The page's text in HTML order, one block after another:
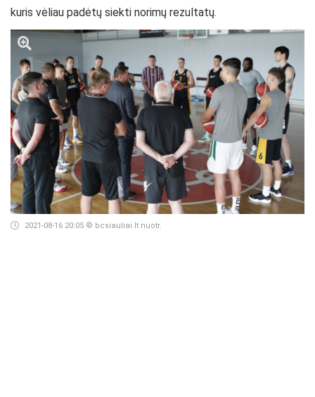
kuris vėliau padėtų siekti norimų rezultatų.
2021-08-16 20:05 © bcsiauliai.lt nuotr.